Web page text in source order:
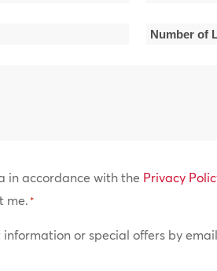
Number
in accordance with the Privacy
me.*
or special offers by